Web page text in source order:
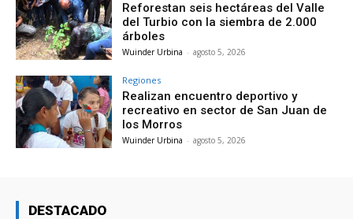
Reforestan seis hectáreas del Valle
del Turbio con la siembra de 2.000
árboles
Wuinder Urbina - agosto 5, 2026
Regiones
Realizan encuentro deportivo y
recreativo en sector de San Juan de
los Morros
Wuinder Urbina - agosto 5, 2026
DESTACADO